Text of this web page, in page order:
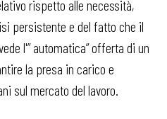
rispetto alle necessità,
persistente e del fatto che il
l'” automatica” offerta di un
la presa in carico e
sul mercato del lavoro.